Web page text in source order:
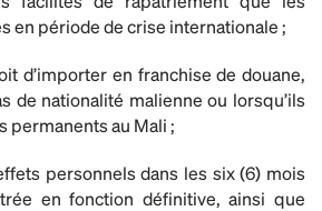
en période de crise internationale ;
d’importer en franchise de douane,
de nationalité malienne ou lorsqu’ils
permanents au Mali ;
personnels dans les six (6) mois
en fonction définitive, ainsi que